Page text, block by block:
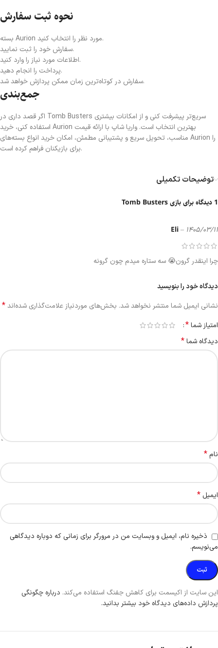
نحوه ثبت سفارش
بسته Aurion مورد نظر را انتخاب کنید.
سفارش خود را ثبت نمایید.
اطلاعات مورد نیاز را وارد کنید.
پرداخت را انجام دهید.
سفارش در کوتاه‌ترین زمان ممکن پردازش خواهد شد.
جمع‌بندی
اگر قصد داری در Tomb Busters سریع‌تر پیشرفت کنی و از امکانات بیشتری
استفاده کنی، خرید Aurion بهترین انتخاب است. واریا شاپ با ارائه قیمت
مناسب، تحویل سریع و پشتیبانی مطمئن، امکان خرید انواع بسته‌های Aurion را
برای بازیکنان فراهم کرده است.
توضیحات تکمیلی
1 دیدگاه برای بازی Tomb Busters
Eli– 1405/03/11
چرا اینقدر گرون😭 سه ستاره میدم چون گرونه
دیدگاه خود را بنویسید
نشانی ایمیل شما منتشر نخواهد شد. بخش‌های موردنیاز علامت‌گذاری شده‌اند*
امتیاز شما*
دیدگاه شما*
نام*
ایمیل *
ذخیره نام، ایمیل و وبسایت من در مرورگر برای زمانی که دوباره دیدگاهی
می‌نویسم.
این سایت از اکیسمت برای کاهش جفنگ استفاده می‌کند. درباره چگونگی
پردازش داده‌های دیدگاه خود بیشتر بدانید.